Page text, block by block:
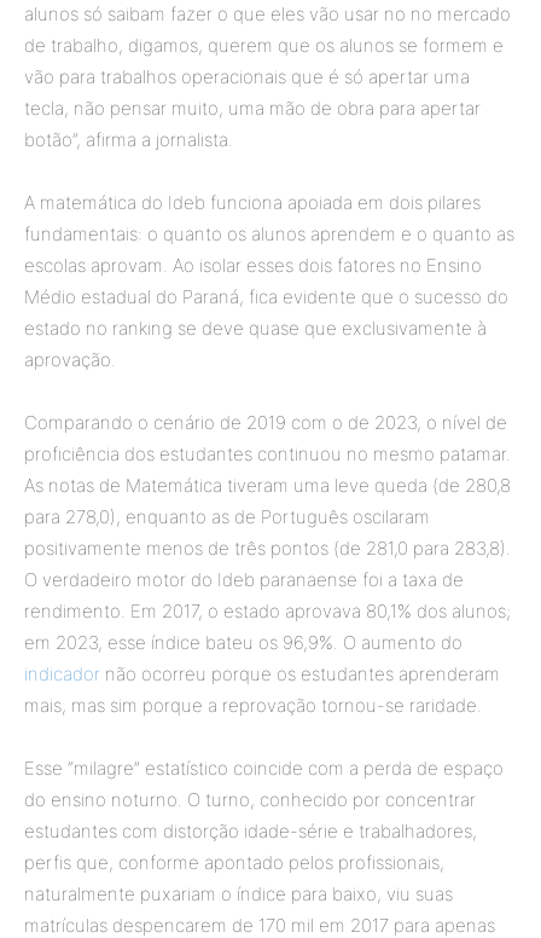
alunos só saibam fazer o que eles vão usar no no mercado
de trabalho, digamos, querem que os alunos se formem e
vão para trabalhos operacionais que é só apertar uma
tecla, não pensar muito, uma mão de obra para apertar
botão”, afirma a jornalista.
A matemática do Ideb funciona apoiada em dois pilares
fundamentais: o quanto os alunos aprendem e o quanto as
escolas aprovam. Ao isolar esses dois fatores no Ensino
Médio estadual do Paraná, fica evidente que o sucesso do
estado no ranking se deve quase que exclusivamente à
aprovação.
Comparando o cenário de 2019 com o de 2023, o nível de
proficiência dos estudantes continuou no mesmo patamar.
As notas de Matemática tiveram uma leve queda (de 280,8
para 278,0), enquanto as de Português oscilaram
positivamente menos de três pontos (de 281,0 para 283,8).
O verdadeiro motor do Ideb paranaense foi a taxa de
rendimento. Em 2017, o estado aprovava 80,1% dos alunos;
em 2023, esse índice bateu os 96,9%. O aumento do
indicador não ocorreu porque os estudantes aprenderam
mais, mas sim porque a reprovação tornou-se raridade.
Esse “milagre” estatístico coincide com a perda de espaço
do ensino noturno. O turno, conhecido por concentrar
estudantes com distorção idade-série e trabalhadores,
perfis que, conforme apontado pelos profissionais,
naturalmente puxariam o índice para baixo, viu suas
matrículas despencarem de 170 mil em 2017 para apenas